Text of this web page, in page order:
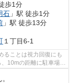
歩1分
石 」駅 徒歩1分
」駅 徒歩13分
１丁目6-1
ることは視力回復にも
10mの距離に駐車場あ